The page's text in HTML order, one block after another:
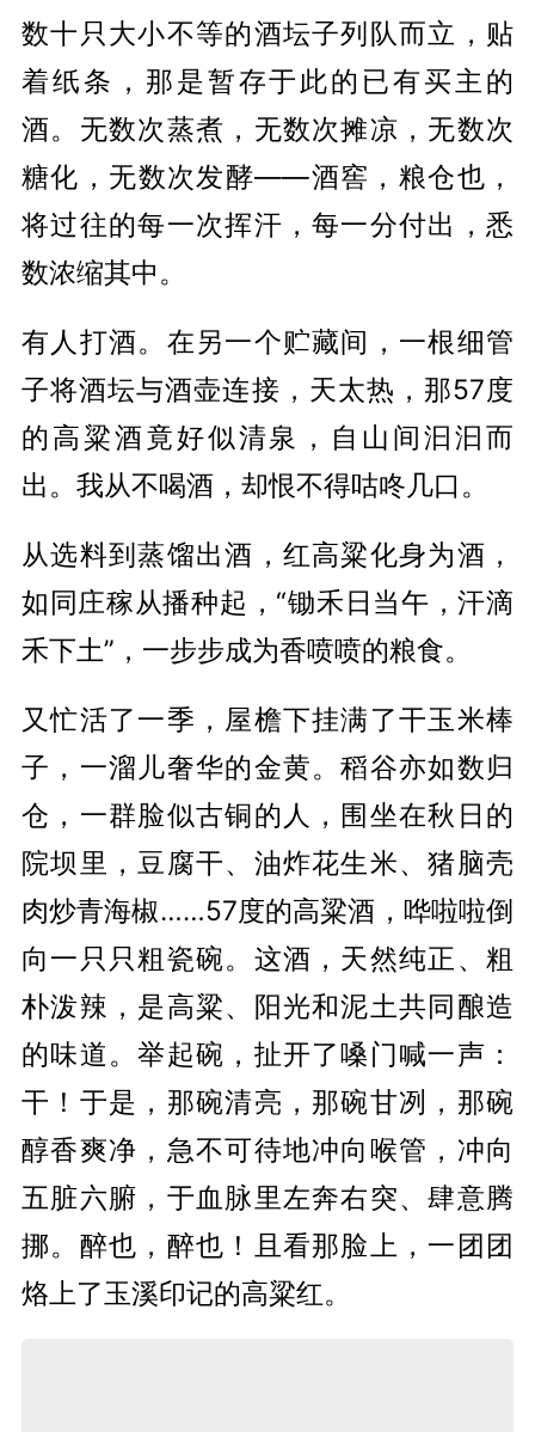
数十只大小不等的酒坛子列队而立，贴
着纸条，那是暂存于此的已有买主的
酒。无数次蒸煮，无数次摊凉，无数次
糖化，无数次发酵——酒窖，粮仓也，
将过往的每一次挥汗，每一分付出，悉
数浓缩其中。
有人打酒。在另一个贮藏间，一根细管
子将酒坛与酒壶连接，天太热，那57度
的高粱酒竟好似清泉，自山间汩汩而
出。我从不喝酒，却恨不得咕咚几口。
从选料到蒸馏出酒，红高粱化身为酒，
如同庄稼从播种起，“锄禾日当午，汗滴
禾下土”，一步步成为香喷喷的粮食。
又忙活了一季，屋檐下挂满了干玉米棒
子，一溜儿奢华的金黄。稻谷亦如数归
仓，一群脸似古铜的人，围坐在秋日的
院坝里，豆腐干、油炸花生米、猪脑壳
肉炒青海椒……57度的高粱酒，哗啦啦倒
向一只只粗瓷碗。这酒，天然纯正、粗
朴泼辣，是高粱、阳光和泥土共同酿造
的味道。举起碗，扯开了嗓门喊一声：
干！于是，那碗清亮，那碗甘冽，那碗
醇香爽净，急不可待地冲向喉管，冲向
五脏六腑，于血脉里左奔右突、肆意腾
挪。醉也，醉也！且看那脸上，一团团
烙上了玉溪印记的高粱红。